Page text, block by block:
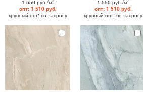
1 550 руб./м
опт: 1 510 руб.
крупный опт: по запросу
1 550 руб./м
опт: 1 510 руб.
крупный опт: по запросу